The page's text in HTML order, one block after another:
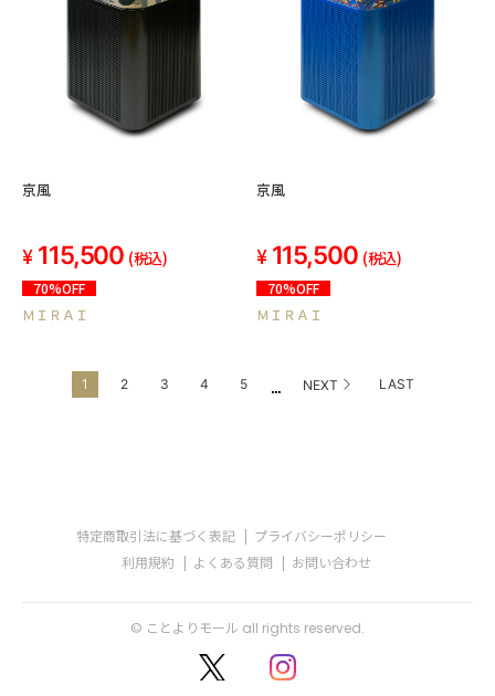
京風
115,500 (税込)
70%OFF
ＭＩＲＡＩ
京風
115,500 (税込)
70%OFF
ＭＩＲＡＩ
1 2 3 4 5 ... NEXT LAST
特定商取引法に基づく表記
プライバシーポリシー
利用規約
よくある質問 お問い合わせ
© ことよりモール all rights reserved.